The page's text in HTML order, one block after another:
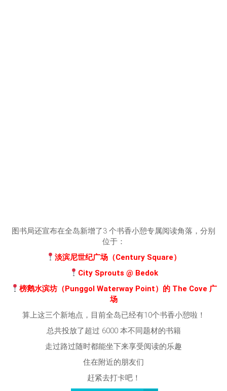
图书局还宣布在全岛新增了3 个书香小憩专属阅读角落，分别
位于：
淡滨尼世纪广场（Century Square）
City Sprouts @ Bedok
榜鹅水滨坊（Punggol Waterway Point）的 The Cove 广
场
算上这三个新地点，目前全岛已经有10个书香小憩啦！
总共投放了超过 6000 本不同题材的书籍
走过路过随时都能坐下来享受阅读的乐趣
住在附近的朋友们
赶紧去打卡吧！